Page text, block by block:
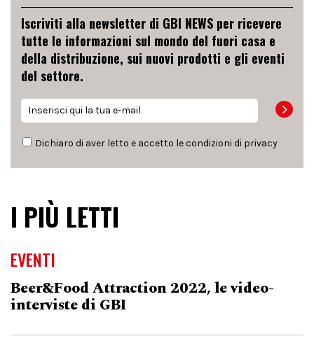
Iscriviti alla newsletter di GBI NEWS per ricevere
tutte le informazioni sul mondo del fuori casa e
della distribuzione, sui nuovi prodotti e gli eventi
del settore.
Dichiaro di aver letto e accetto le condizioni di privacy
I PIÙ LETTI
EVENTI
Beer&Food Attraction 2022, le video-
interviste di GBI